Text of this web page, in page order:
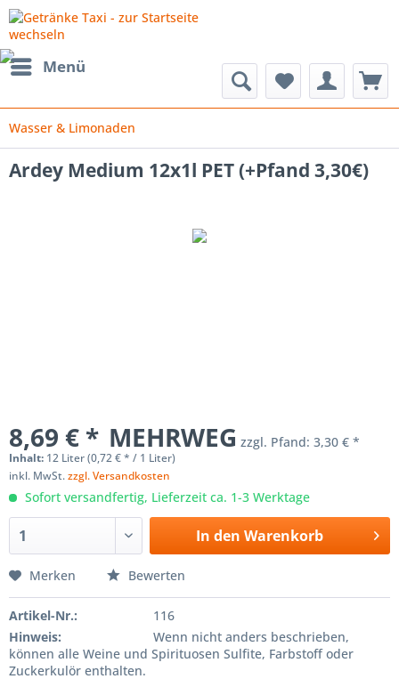
Menü
Wasser & Limonaden
Ardey Medium 12x1l PET (+Pfand 3,30€)
8,69 € * MEHRWEG zzgl. Pfand: 3,30 € *
Inhalt: 12 Liter (0,72 € * / 1 Liter)
inkl. MwSt.zzgl. Versandkosten
Sofort versandfertig, Lieferzeit ca. 1-3 Werktage
In den Warenkorb
Merken Bewerten
Artikel-Nr.:
116
Hinweis:
Wenn nicht anders beschrieben,
können alle Weine und Spirituosen Sulfite, Farbstoff oder
Zuckerkulör enthalten.